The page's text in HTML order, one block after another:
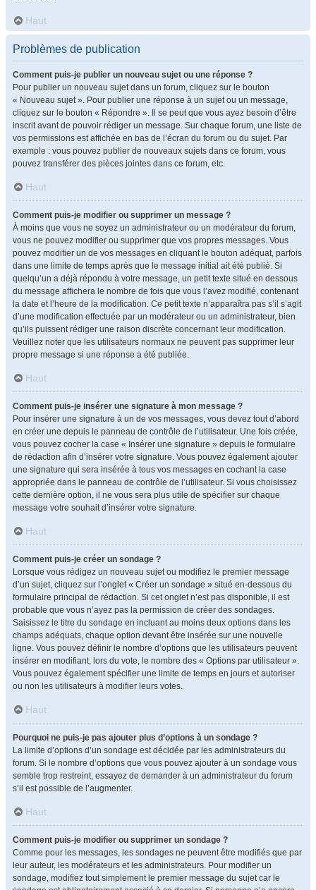
Haut
Problèmes de publication
Comment puis-je publier un nouveau sujet ou une réponse ?
Pour publier un nouveau sujet dans un forum, cliquez sur le bouton
« Nouveau sujet ». Pour publier une réponse à un sujet ou un message,
cliquez sur le bouton « Répondre ». Il se peut que vous ayez besoin d’être
inscrit avant de pouvoir rédiger un message. Sur chaque forum, une liste de
vos permissions est affichée en bas de l’écran du forum ou du sujet. Par
exemple : vous pouvez publier de nouveaux sujets dans ce forum, vous
pouvez transférer des pièces jointes dans ce forum, etc.
Haut
Comment puis-je modifier ou supprimer un message ?
À moins que vous ne soyez un administrateur ou un modérateur du forum,
vous ne pouvez modifier ou supprimer que vos propres messages. Vous
pouvez modifier un de vos messages en cliquant le bouton adéquat, parfois
dans une limite de temps après que le message initial ait été publié. Si
quelqu’un a déjà répondu à votre message, un petit texte situé en dessous
du message affichera le nombre de fois que vous l’avez modifié, contenant
la date et l’heure de la modification. Ce petit texte n’apparaîtra pas s’il s’agit
d’une modification effectuée par un modérateur ou un administrateur, bien
qu’ils puissent rédiger une raison discrète concernant leur modification.
Veuillez noter que les utilisateurs normaux ne peuvent pas supprimer leur
propre message si une réponse a été publiée.
Haut
Comment puis-je insérer une signature à mon message ?
Pour insérer une signature à un de vos messages, vous devez tout d’abord
en créer une depuis le panneau de contrôle de l’utilisateur. Une fois créée,
vous pouvez cocher la case « Insérer une signature » depuis le formulaire
de rédaction afin d’insérer votre signature. Vous pouvez également ajouter
une signature qui sera insérée à tous vos messages en cochant la case
appropriée dans le panneau de contrôle de l’utilisateur. Si vous choisissez
cette dernière option, il ne vous sera plus utile de spécifier sur chaque
message votre souhait d’insérer votre signature.
Haut
Comment puis-je créer un sondage ?
Lorsque vous rédigez un nouveau sujet ou modifiez le premier message
d’un sujet, cliquez sur l’onglet « Créer un sondage » situé en-dessous du
formulaire principal de rédaction. Si cet onglet n’est pas disponible, il est
probable que vous n’ayez pas la permission de créer des sondages.
Saisissez le titre du sondage en incluant au moins deux options dans les
champs adéquats, chaque option devant être insérée sur une nouvelle
ligne. Vous pouvez définir le nombre d’options que les utilisateurs peuvent
insérer en modifiant, lors du vote, le nombre des « Options par utilisateur ».
Vous pouvez également spécifier une limite de temps en jours et autoriser
ou non les utilisateurs à modifier leurs votes.
Haut
Pourquoi ne puis-je pas ajouter plus d’options à un sondage ?
La limite d’options d’un sondage est décidée par les administrateurs du
forum. Si le nombre d’options que vous pouvez ajouter à un sondage vous
semble trop restreint, essayez de demander à un administrateur du forum
s’il est possible de l’augmenter.
Haut
Comment puis-je modifier ou supprimer un sondage ?
Comme pour les messages, les sondages ne peuvent être modifiés que par
leur auteur, les modérateurs et les administrateurs. Pour modifier un
sondage, modifiez tout simplement le premier message du sujet car le